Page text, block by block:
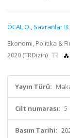
ÖCAL O., Savranlar B.
Ekonomi, Politika &
2020 (TRDizin)
Yayın Türü:
Cilt numarası: 5
Basım Tarihi: